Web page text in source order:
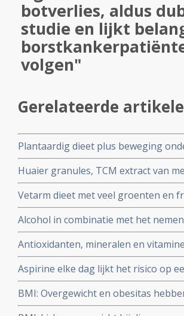
botverlies, aldus
studie en lijkt
volgen"
Gerelateerde
Plantaardig dieet plus beweging
bij operabele borstkankerpatienten
remissies in vergelijking met beste
Huaier granules, TCM extract van
chemotherapie voor borstkanker
procent voor stadium III patienten
Vetarm dieet met veel groenten en
overlijden aan borstkanker binnen
met standaard voedingspatroon.
Alcohol in combinatie met het
borstkanker nog een keer extra
Antioxidanten, mineralen en
Aspirine elke dag lijkt het risico op
retropostpectieve studie. Artikel
BMI: Overgewicht en obesitas
vrouwen met hormoongevoelige